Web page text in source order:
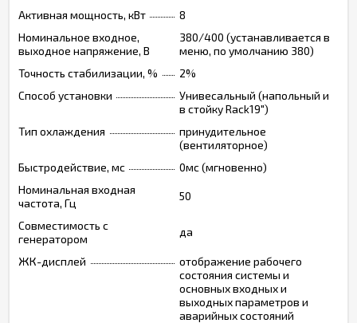
Активная мощность, кВт
8
Номинальное входное,
выходное напряжение, В
380/400 (устанавливается в
меню, по умолчанию 380)
Точность стабилизации, %
2%
Способ установки
Унивесальный (напольный и
в стойку Rack19")
Тип охлаждения
принудительное
(вентиляторное)
Быстродействие, мс
0мс (мгновенно)
Номинальная входная
частота, Гц
50
Совместимость с
генератором
да
ЖК-дисплей
отображение рабочего
состояния системы и
основных входных и
выходных параметров и
аварийных состояний